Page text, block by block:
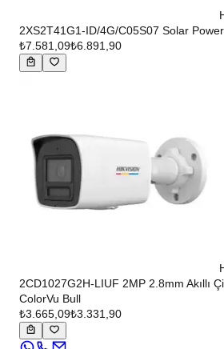
2XS2T41G1-ID/4G/C05S07 Solar
₺7.581,09₺6.891,90
2CD1027G2H-LIUF 2MP 2.8mm Akıllı
ColorVu Bull
₺3.665,09₺3.331,90